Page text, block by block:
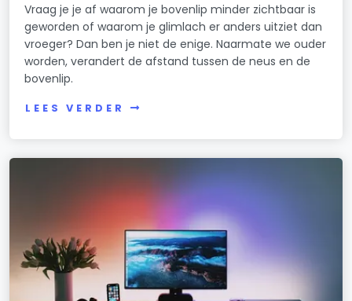
Vraag je je af waarom je bovenlip minder zichtbaar is
geworden of waarom je glimlach er anders uitziet dan
vroeger? Dan ben je niet de enige. Naarmate we ouder
worden, verandert de afstand tussen de neus en de
bovenlip.
LEES VERDER